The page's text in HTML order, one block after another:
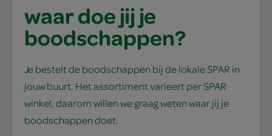
waar doe jij je
boodschappen?
Je bestelt de boodschappen bij de lokale SPAR in
jouw buurt. Het assortiment varieert per SPAR
winkel, daarom willen we graag weten waar jij je
boodschappen doet.